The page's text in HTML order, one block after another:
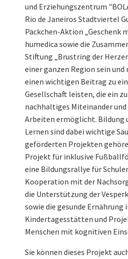
und Erziehungszentrum
Rio de Janeiros Stadtviertel
Päckchen-Aktion „Geschenk
humedica sowie die
Stiftung „Brustring der
einer ganzen Region sein
einen wichtigen Beitrag zu
Gesellschaft leisten, die ein
nachhaltiges Miteinander
Arbeiten ermöglicht. Bildung
Lernen sind dabei wichtige
geförderten Projekten
Projekt für inklusive
eine Bildungsrallye für
Kooperation mit der
die Unterstützung der
sowie die gesunde Ernährung
Kindertagesstätten und
Menschen mit kognitiven
Sie können dieses Projekt